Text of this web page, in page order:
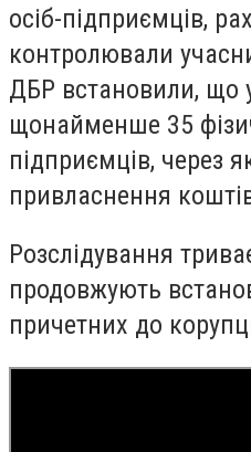
осіб-підприємців,
контролювали
ДБР встановили, що
щонайменше 35
підприємців, через
привласнення
Розслідування
продовжують
причетних до